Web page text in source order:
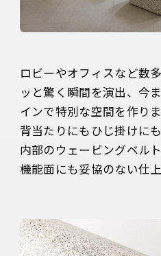
ロビーやオフィスなど数
ッと驚く瞬間を演出、今
インで特別な空間を作りま
背当たりにもひじ掛けに
内部のウェービングベル